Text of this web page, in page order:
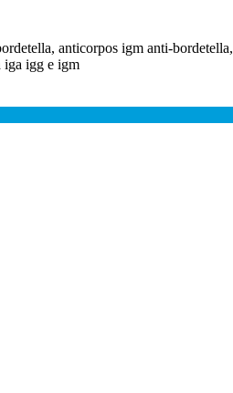
anticorpos igm anti-
iga igg e igm